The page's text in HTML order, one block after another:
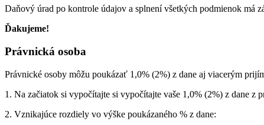
Daňový úrad po kontrole údajov a splnení všetkých podmienok má
Ďakujeme!
Právnická osoba
Právnické osoby môžu poukázať 1,0% (2%) z dane aj viacerým
1. Na začiatok si vypočítajte si vypočítajte vaše 1,0% (2%) z dane
2. Vznikajúce rozdiely vo výške poukázaného % z dane: